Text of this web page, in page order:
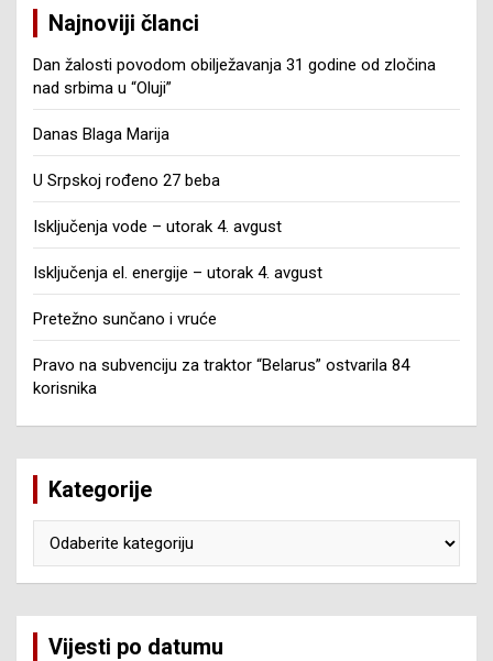
Najnoviji članci
Dan žalosti povodom obilježavanja 31 godine od zločina
nad srbima u “Oluji”
Danas Blaga Marija
U Srpskoj rođeno 27 beba
Isključenja vode – utorak 4. avgust
Isključenja el. energije – utorak 4. avgust
Pretežno sunčano i vruće
Pravo na subvenciju za traktor “Belarus” ostvarila 84
korisnika
Kategorije
Vijesti po datumu